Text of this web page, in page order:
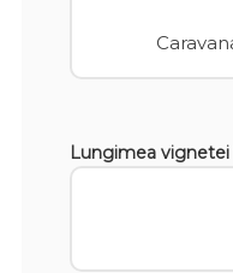
Lungimea vignetei